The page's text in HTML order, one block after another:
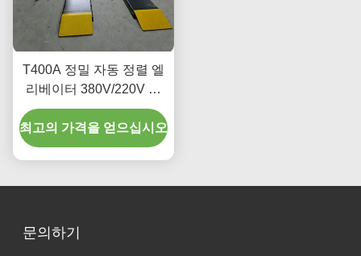
T400A 정밀 자동 정렬 엘
리베이터 380V/220V 저
프로필 디자인
최고의 가격을 얻으십시오
문의하기